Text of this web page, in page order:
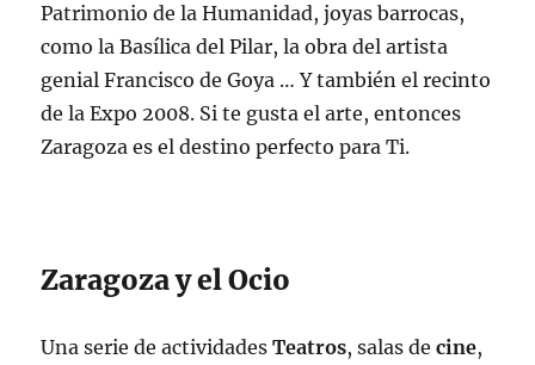
Patrimonio de la Humanidad, joyas barrocas,
como la Basílica del Pilar, la obra del artista
genial Francisco de Goya … Y también el recinto
de la Expo 2008. Si te gusta el arte, entonces
Zaragoza es el destino perfecto para Ti.
Zaragoza y el Ocio
Una serie de actividadesTeatros, salas decine,